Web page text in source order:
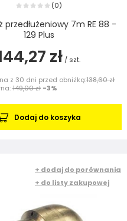
(0)
przedłużeniowy 7m RE 88 -
129 Plus
zł / szt.
z 30 dni przed obniżką:138,60 zł
149,00 zł -3%
Dodaj do koszyka
+ dodaj do porównania
+ do listy zakupowej